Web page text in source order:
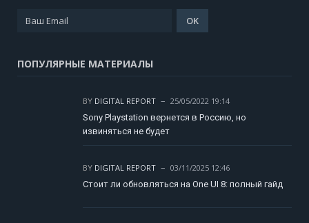
ПОПУЛЯРНЫЕ МАТЕРИАЛЫ
BY DIGITAL REPORT
25/05/2022 19:14
Sony Playstation вернется в Россию, но
извиняться не будет
BY DIGITAL REPORT
03/11/2025 12:46
Стоит ли обновляться на One UI 8: полный гайд